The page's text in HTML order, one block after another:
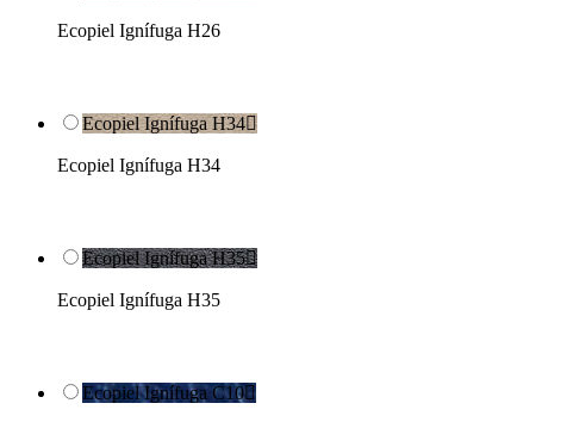
Ecopiel Ignífuga H26
Ecopiel Ignífuga H34
Ecopiel Ignífuga H34
Ecopiel Ignífuga H35
Ecopiel Ignífuga H35
Ecopiel Ignífuga C10